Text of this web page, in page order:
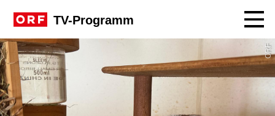
TV-Programm
ORF